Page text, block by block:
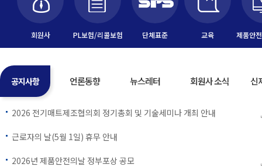
회원사 PL보험/리콜보험 단체표준 교육 제품안
공지사항
2026 전기매트제조협의회 정기총회 및 기술세미나 개최 안내
근로자의 날(5월 1일) 휴무 안내
2026년 제품안전의날 정부포상 공모
언론동향 뉴스레터 회원사 소식 신